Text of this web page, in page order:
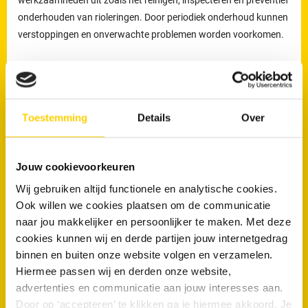
Toestemming Details Over
Jouw cookievoorkeuren
Wij gebruiken altijd functionele en analytische cookies.
Ook willen we cookies plaatsen om de communicatie
naar jou makkelijker en persoonlijker te maken. Met deze
cookies kunnen wij en derde partijen jouw internetgedrag
binnen en buiten onze website volgen en verzamelen.
Hiermee passen wij en derden onze website,
advertenties en communicatie aan jouw interesses aan.
Door op ‘accepteren’ te klikken ga je hiermee akkoord. Je
onderhouden van rioleringen. Door periodiek onderhoud kunnen
verstoppingen en onverwachte problemen worden voorkomen.
rioolproblemen?
De loodgieters van RRS worden ingezet voor het verhelpen van
Preventief onderhoud helpt om ophoping van vuil tijdig te
en onverwachte kosten.
Loodgieters voor ontstopping van uw WC
of afvoer in Duiven
Wanneer is een loodgieter nodig bij een verstopte wc of afvoer?
Een loodgieter is nodig wanneer een toilet of afvoer niet meer